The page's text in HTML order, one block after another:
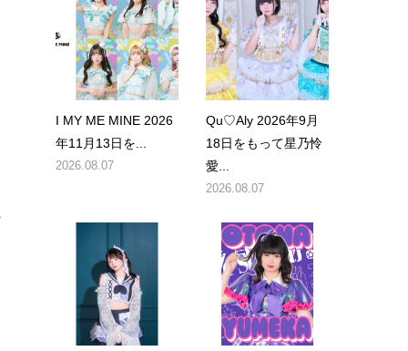
I MY ME MINE 2026
年11月13日を...
2026.08.07
Qu♡Aly 2026年9月
18日をもって星乃怜
愛...
2026.08.07